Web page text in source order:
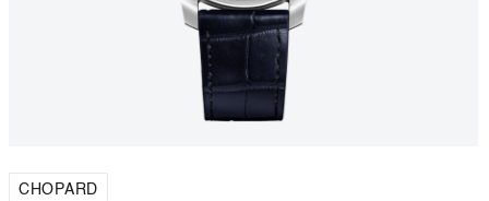
CHOPARD